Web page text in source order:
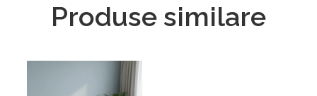
Produse similare